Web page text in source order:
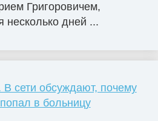
Григоровичем,
несколько дней ...
сети обсуждают, почему
в больницу